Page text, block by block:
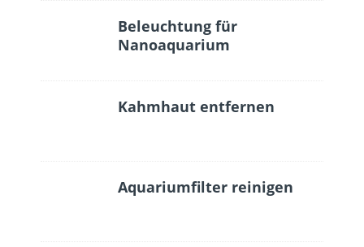
Beleuchtung für
Nanoaquarium
Kahmhaut entfernen
Aquariumfilter reinigen